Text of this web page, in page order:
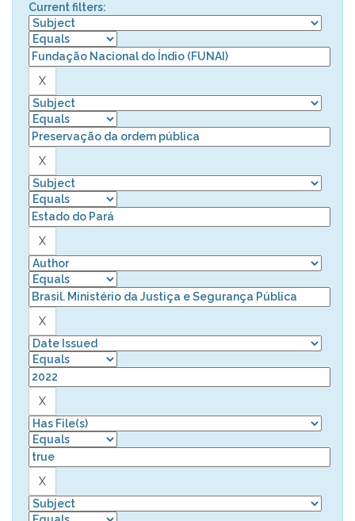
Current filters: